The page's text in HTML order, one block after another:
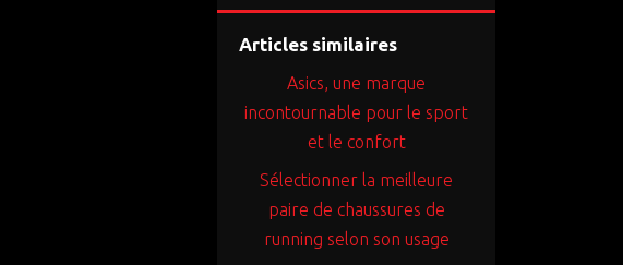
Articles similaires
Asics, une marque
incontournable pour le sport
et le confort
Sélectionner la meilleure
paire de chaussures de
running selon son usage